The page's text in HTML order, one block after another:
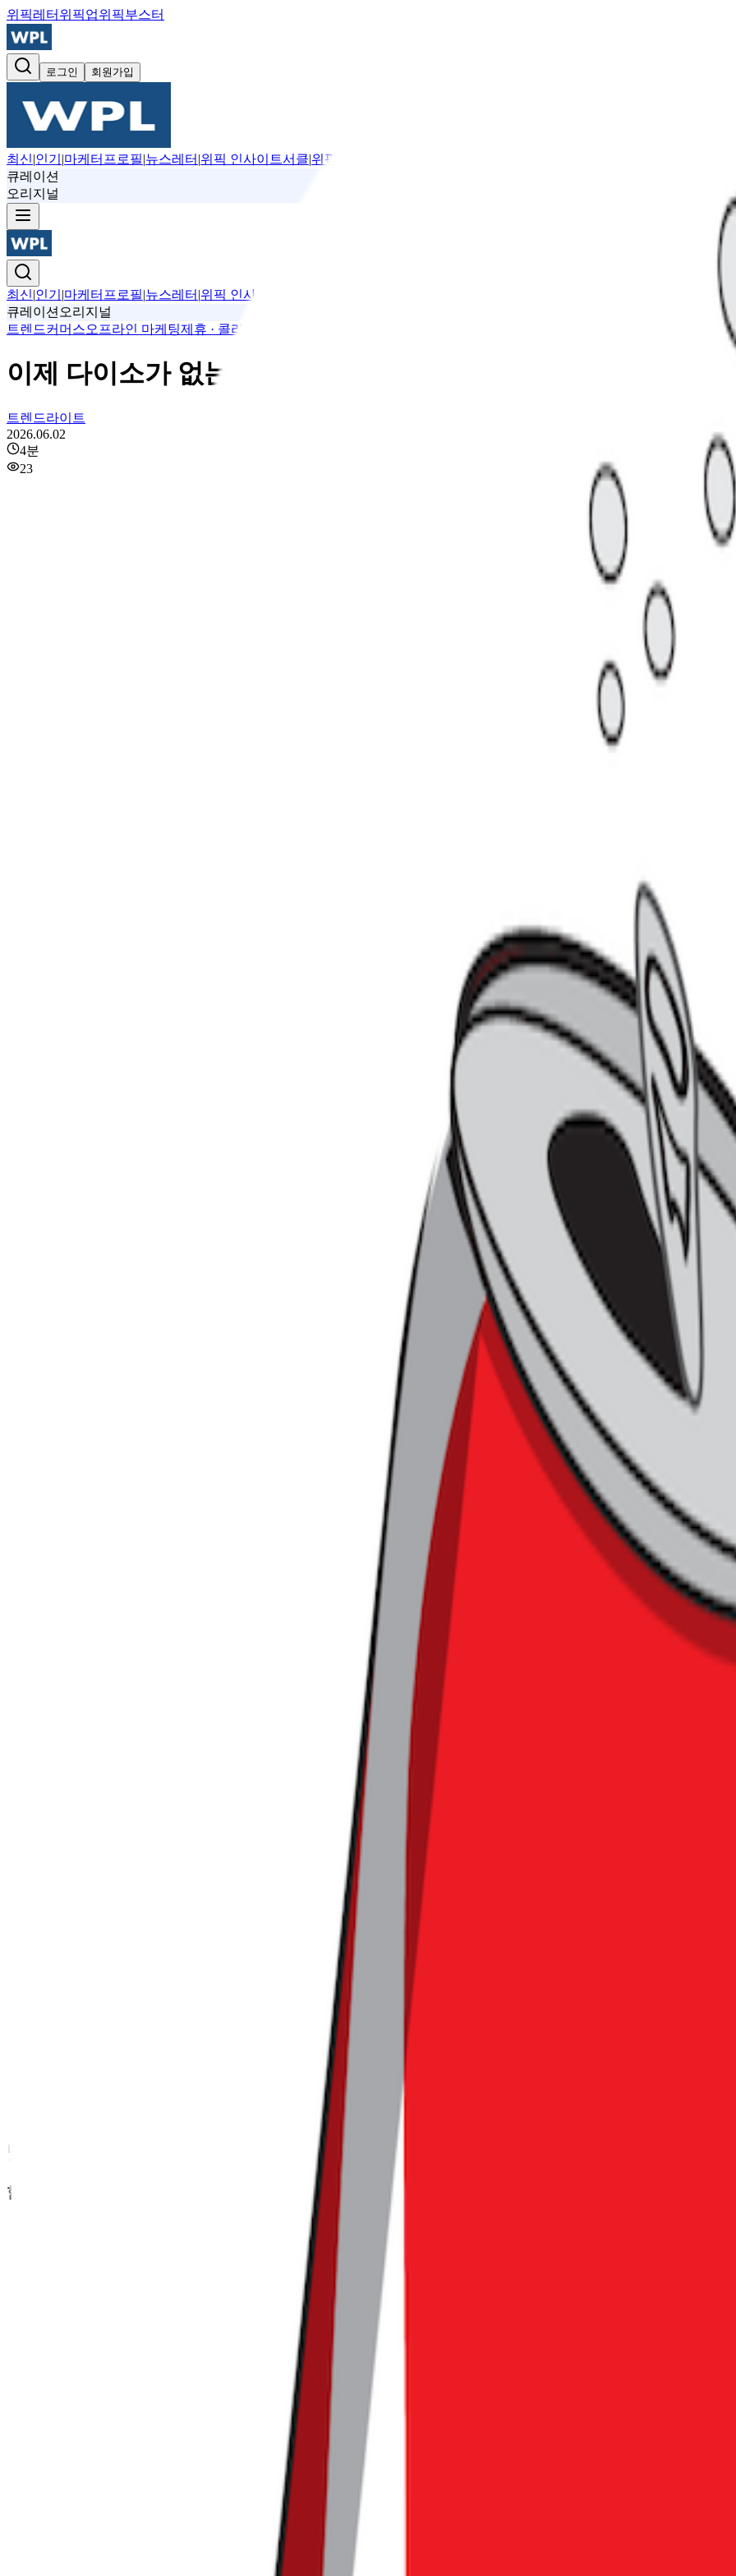
위픽레터 위픽업위픽부스터
로그인 회원가입
최신|인기 |마케터프로필|뉴스레터 |위픽 인사이트서클|위픽 마케팅 위키
큐레이션
오리지널
최신|인기 |마케터프로필|뉴스레터 |위픽 인사이트서클
큐레이션 오리지널
트렌드커머스오프라인 마케팅제휴 · 콜라보
이제 다이소가 없는 동네는 존재할 수 없어요
트렌드라이트
2026.06.02
4분
23
아래 글은 2026년 05월 27일에 발행된 뉴스레터에 실린 글입니다.
전체 뉴스레터를 보시려면 옆의 링크를 클릭하시면 됩니다. [
뉴스레터 보러 가기
1. 다이소는 농협 하나로마트와의 협업을 통해 상대적으로 약했던 지방 상권 침투
하게 되었고, 이를 통해 적은 비용으로도 지역 생활권 안까지 영향력을 넓힐 가능
2. 특히 이번 협업은 단순한 매장 확대를 넘어, 다이소가 하나로마트와 결합해 지
일부로 편입될 수 있다는 점에서 의미가 있으며, 이는 쿠팡이 공략해 온 지방 생활
3. 다만 성공의 핵심은 결국 작은 매장 안에서도 고객들이 꼭 필요로 하는 상품을
압축하고 최적화할 수 있느냐에 달려 있을 가능성이 큽니다.
합니다. 농협과 다이소가 업무협약을 체결하고,
다만 다이소에게도 한 가지 고민은 있었습니다. 매장 분포가 수도권에 상대적으로
점입니다. 2024년 말 기준 수도권에만 전체 매장의 약 45%가 몰려 있었고, 광역시
중이 63.8%에 달한다고 하니까요. 반면 지방은 매장 수 자체가 적다 보니 접근성
없었습니다. 아무리 상품 경쟁력이 뛰어나도 가까운 곳에 매장이 없으면 시장 침
반대로 하나로마트는 완전히 다른 구조를 갖고 있습니다. 전국 2,200여 개 매장 가
도권과 광역시를 제외한 지역에 위치해 있기 때문입니다.정확히 다이소가 상대적
만약 다이소가 하나로마트 입점 형태로 빠르게 확장하게
은 비용만으로도 지방 고객들과의 접점을 크게 늘릴 수 있게 될 가능성이 큽니다.
새로운 격전지로 떠오른 지방 시장
사실 지방 시장을 노리는 건 다이소만의 이야기가 아닙니다. 대부분의 비즈니스는
수도권과 광역시를 거친 뒤, 다시 지방으로 확산되는 과정을 통해 성장해 왔기 때
역시 이제는 주요 도시를 넘어, 누가 지역 생활권 안까지 더 깊숙이 침투하느냐가
대표적인 사례가 쿠팡입니다. 쿠팡의 로켓배송과 로켓프레시는 서비스 지역을 꾸
근에는 인구 감소 지역까지 공격적으로 진출하고 있는데요. 얼핏 보면 비효율적으
만, 지역의 생활 소비 수요 자체를 먼저 장악하면 장기적으로 충분히 투자금을 회
산이 깔려 있는 것으로 보입니다.
반면 오프라인 유통 기업들은 지역 깊숙이 침투하는 데 분명한 한계가 있었습니다
기 위해선 결국 물리적인 거점과 투자 비용이 필요했기 때문인데요. 그런데 이번
는 이 문제를 상당 부분 해결하게 됐습니다. 이미 지역 내 집객력을 확보한 농협
하면서, 비교적 적은 비용만으로도 안정적인 고객 접점을 확보할 수 있게 된 겁니다
무엇보다 이번 협업이 더 흥미로운 건, 다이소가 단순한 생활용품 매장을 넘어 지
일부로 편입될 가능성까지 보여준다는 점입니다.하나로마트는 단순 장보기를 넘
티 기능까지 함께 수행하는 공간이니까요. 여기에 생활용품 구매 기능까지 더해
서는 생활의 상당 부분을 한 공간 안에서 해결할 수 있게 되는 셈입니다.
그런 점에서 이번 협업은 쿠팡이 공략해 온 지방 생활용품 수요를 다이소가 일부
가 될 수도 있어 보입니다. 특히 아직 지방에서는 수도권만큼 온라인 침투율이 높
오프라인 기반 전략이 충분히 반전의 기회를 만들 수 있기 때문인데요. 무엇보다
투자 없이 새로운 성장 동력을 확보했다는 점에서, 다이소와 하나로마트 모두에게
과를 만들어줄 가능성이 커 보입니다.
관건은 얼마나 잘 압축하느냐입니다
다만 이번 협업이 기대만큼의 성과로 이어지려면 결국 속도가 중요해 보입니다.
매장을 늘려 더 많은 지역 고객 수요를 흡수해야 하기 때문이죠. 특히 고객들이 생
전히 온라인 중심으로 바꾸기 전에, 먼저 오프라인 접점을 선점하는 것이 중요해
그리고 그 과정에서 더 중요한 건 결국 상품 전략입니다. 농협 하나로마트 매장들
주로 입점해 왔던 대형마트보다 규모가 작은 경우가 많기 때문인데요. 자연스럽게
된 형태로 들어갈 가능성이 높고, 그렇기에 수많은 상품 가운데 어떤 것들을 핵심
가 훨씬 중요해질 수밖에 없습니다.
다이소는 다양하고 재미있는 상품들을 전면에 내세우며
번에는 조금 다른 접근이 필요할 수도 있어 보입니다.
꼭 필요한 생활용품을 안정적으로 살 수 있는 곳이라는 신뢰를 만드는 일이 더 중
결국 이번 협업의 핵심은 지방형 다이소 포맷에 맞춰 상품 전략을 얼마나 효율적
화할 수 있느냐에 달려 있는지도 모릅니다.
트렌드라이트는 국내 최대 규모의 커머스 버티컬 뉴스레터로, '사고파는 모든
야기를 다룹니다. 매주 수요일 아침, 가장 신선한 트렌드를 선별하여, 업계 전
인 인사이트와 함께 메일함으로 전해 드릴게요.
뉴스레터 무료 구독하기
트렌드라이트 구독하기
국내 최대 커머스 버티컬 뉴스레터, 트렌드라이트�입니다. 트렌드라이트는 우리
'사고 파는 모든 것'에 대한 이야기를 다룹니다. 소비와 선택 뒤에 숨어 있는 전략과
https://page.stibee.com/subscriptions/41037?groupIds=96887
맞춤 채용 정보
함께 보면 좋은 관련 콘텐츠